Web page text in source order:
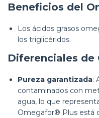
Beneficios del
Los ácidos grasos
los triglicéridos.
Diferenciales de
Pureza garantizada:
contaminados con
agua, lo que
Omegafor® Plus está